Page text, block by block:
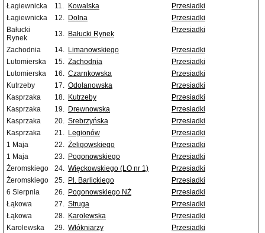
Łagiewnicka
11. Kowalska
Przesiadki
Łagiewnicka
12. Dolna
Przesiadki
Bałucki
Rynek
13. Bałucki Rynek Przesiadki
Zachodnia 14. Limanowskiego
Przesiadki
Lutomierska
15. Zachodnia
Przesiadki
Lutomierska
16. Czarnkowska
Przesiadki
Kutrzeby
17. Odolanowska
Przesiadki
Kasprzaka
18. Kutrzeby
Przesiadki
Kasprzaka
19. Drewnowska
Przesiadki
Kasprzaka
20. Srebrzyńska
Przesiadki
Kasprzaka
21. Legionów
Przesiadki
1 Maja
22. Żeligowskiego
Przesiadki
1 Maja
23. Pogonowskiego
Przesiadki
Żeromskiego
24. Więckowskiego (LO nr 1)
Przesiadki
Żeromskiego
25. Pl. Barlickiego
Przesiadki
6 Sierpnia
26. Pogonowskiego NŻ
Przesiadki
Łąkowa
27. Struga
Przesiadki
Łąkowa
28. Karolewska
Przesiadki
Karolewska
29. Włókniarzy
Przesiadki